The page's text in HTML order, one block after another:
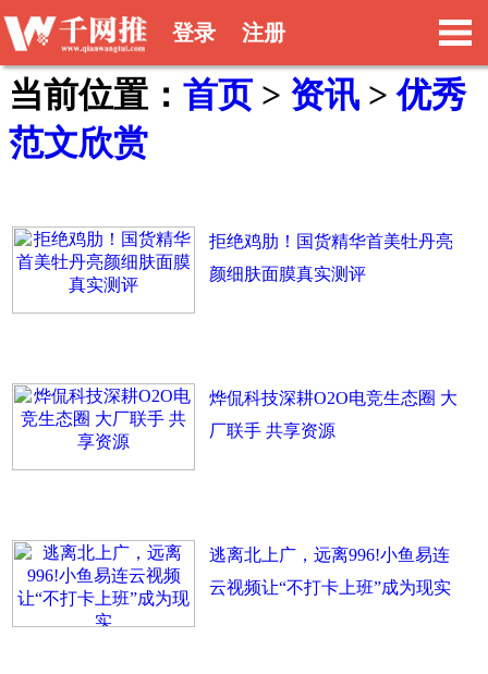
登录 注册
当前位置： 首页 > 资讯 >优秀
范文欣赏
拒绝鸡肋！国货精华首美牡丹亮
颜细肤面膜真实测评
烨侃科技深耕O2O电竞生态圈 大
厂联手 共享资源
逃离北上广，远离996!小鱼易连
云视频让“不打卡上班”成为现实